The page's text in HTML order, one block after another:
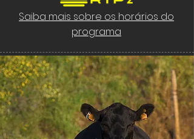
Saiba mais sobre os horários do
programa